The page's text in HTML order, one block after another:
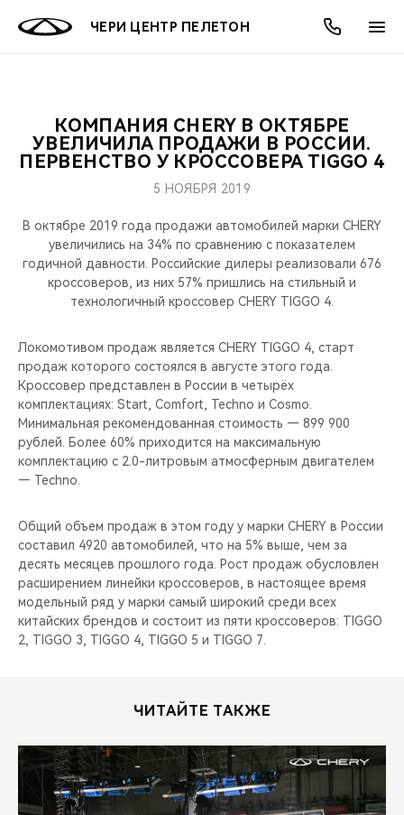
ЧЕРИ ЦЕНТР ПЕЛЕТОН
МОДЕЛИ
КРОССОВЕРЫ
СЕДАНЫ
НОВИНКИ
ПОКУПАТЕЛЯМ
КРЕДИТ И СТРАХОВАНИЕ
ВЛАДЕЛЬЦАМ
ЗАПЧАСТИ И АКСЕССУАРЫ
ПОДДЕРЖКА
МИР CHERY
О БРЕНДЕ
CHERY В СОЦСЕТЯХ
CHERY REMOTE
CHERY И СПОРТ
ВИДЕООБЗОРЫ
CHERY ДЛЯ ДЕТЕЙ
АКЦИИ
ОНЛАЙН СЕРВИСЫ
КРЕДИТ
О КОМПАНИИ
МЫ В СОЦСЕТЯХ
КОМПАНИЯ CHERY В ОКТЯБРЕ
УВЕЛИЧИЛА ПРОДАЖИ В РОССИИ.
ПЕРВЕНСТВО У КРОССОВЕРА TIGGO 4
5 НОЯБРЯ 2019
В октябре 2019 года продажи автомобилей марки CHERY
увеличились на 34% по сравнению с показателем
годичной давности. Российские дилеры реализовали 676
кроссоверов, из них 57% пришлись на стильный и
технологичный кроссовер CHERY TIGGO 4.
Локомотивом продаж является CHERY TIGGO 4, старт
продаж которого состоялся в августе этого года.
Кроссовер представлен в России в четырёх
комплектациях: Start, Comfort, Techno и Cosmo.
Минимальная рекомендованная стоимость — 899 900
рублей. Более 60% приходится на максимальную
комплектацию с 2.0-литровым атмосферным двигателем
— Techno.
Общий объем продаж в этом году у марки CHERY в России
составил 4920 автомобилей, что на 5% выше, чем за
десять месяцев прошлого года. Рост продаж обусловлен
расширением линейки кроссоверов, в настоящее время
модельный ряд у марки самый широкий среди всех
китайских брендов и состоит из пяти кроссоверов: TIGGO
2, TIGGO 3, TIGGO 4, TIGGO 5 и TIGGO 7.
ЧИТАЙТЕ ТАКЖЕ